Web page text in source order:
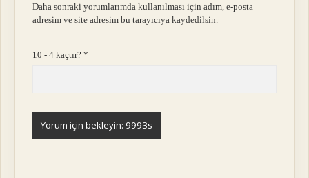
Daha sonraki yorumlarımda kullanılması için adım, e-posta
adresim ve site adresim bu tarayıcıya kaydedilsin.
10 - 4 kaçtır?*